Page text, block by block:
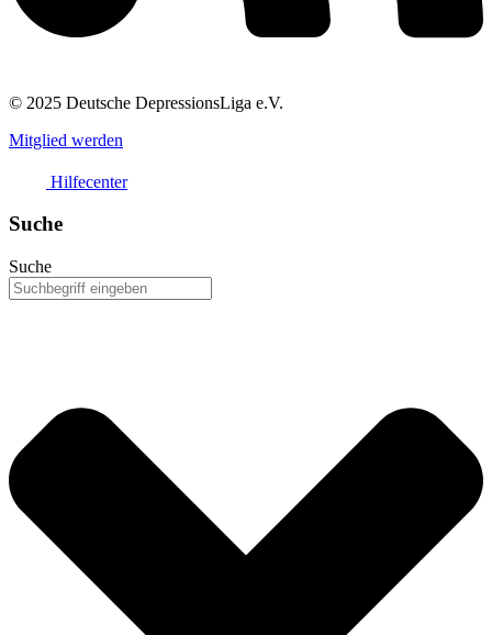
© 2025 Deutsche DepressionsLiga e.V.
Mitglied werden
Hilfecenter
Suche
Suche